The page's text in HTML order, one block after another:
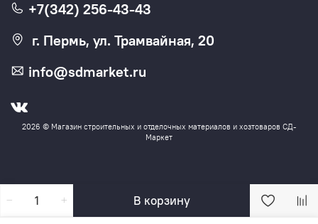
В корзину
2026 © Магазин строительных и отделочных материалов и хозтоваров СД-
Маркет
+7(342) 256-43-43
г. Пермь, ул. Трамвайная, 20
info@sdmarket.ru